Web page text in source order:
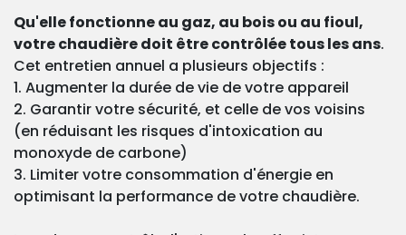
Qu'elle fonctionne au gaz, au bois ou au fioul,
votre chaudière doit être contrôlée tous les ans.
Cet entretien annuel a plusieurs objectifs :
1. Augmenter la durée de vie de votre appareil
2. Garantir votre sécurité, et celle de vos voisins
(en réduisant les risques d'intoxication au
monoxyde de carbone)
3. Limiter votre consommation d'énergie en
optimisant la performance de votre chaudière.